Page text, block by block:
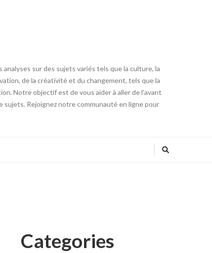
sur des sujets variés tels que la culture, la
de la créativité et du changement, tels que la
Notre objectif est de vous aider à aller de l'avant
Rejoignez notre communauté en ligne pour
Categories